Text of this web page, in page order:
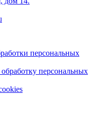
персональных
персональных